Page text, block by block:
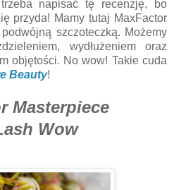
napisać tę recenzję, bo
przyda! Mamy tutaj MaxFactor
szczoteczką. Możemy
wydłużeniem oraz
objętości. No wow! Takie cuda
Beauty!
Masterpiece
Wow